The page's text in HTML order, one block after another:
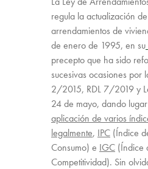
regula la actualización
arrendamientos de
de enero de 1995, en su
precepto que ha sido
sucesivas ocasiones
2/2015, RDL 7/2019 y
24 de mayo, dando
aplicación de varios
legalmente, IPC (Índice
Consumo) e IGC (Índice
Competitividad). Sin